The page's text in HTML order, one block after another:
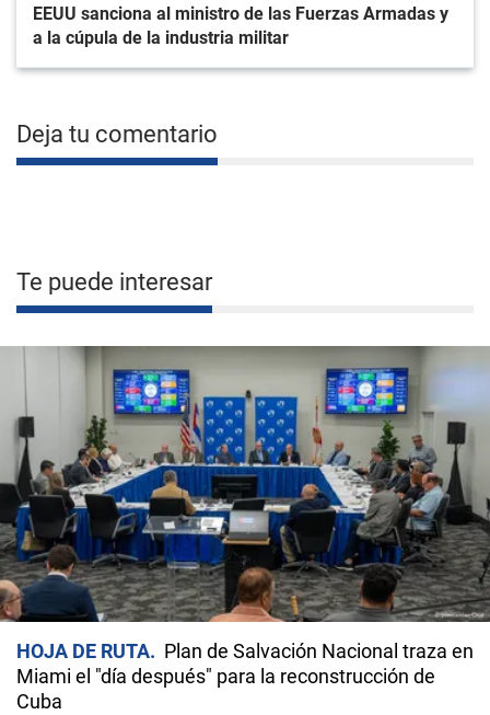
EEUU sanciona al ministro de las Fuerzas Armadas y
a la cúpula de la industria militar
Deja tu comentario
Te puede interesar
HOJA DE RUTA
Plan de Salvación Nacional traza en
Miami el "día después" para la reconstrucción de
Cuba